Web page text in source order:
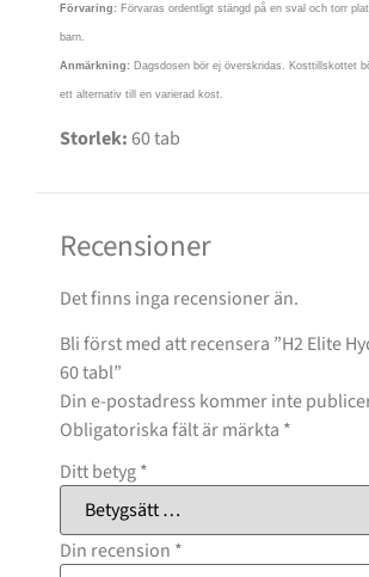
Förvaring: Förvaras ordentligt stängd på en sval och torr
barn.
Anmärkning: Dagsdosen bör ej överskridas. Kosttillskottet
ett alternativ till en varierad kost.
Storlek:60 tab
Recensioner
Det finns inga recensioner än.
Bli först med att recensera ”H2 Elite
60 tabl”
Din e-postadress kommer inte
Obligatoriska fält är märkta *
Ditt betyg*
Din recension *